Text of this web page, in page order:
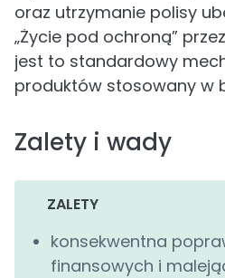
oraz utrzymanie polisy
„Życie pod ochroną”
jest to standardowy
produktów stosowany w
Zalety i wady
ZALETY
konsekwentna
finansowych i